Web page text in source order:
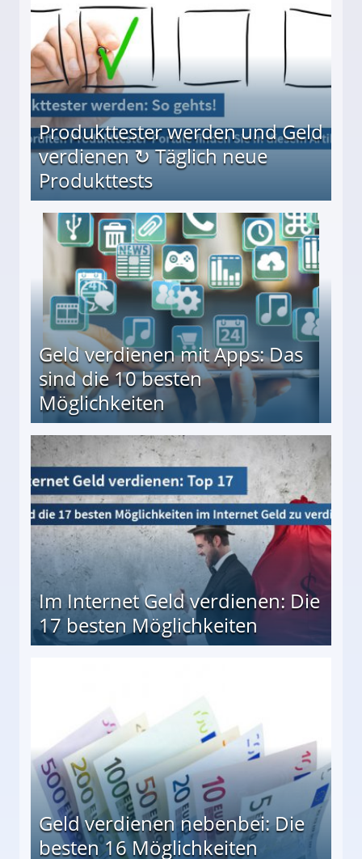
Produkttester werden und Geld
verdienen ↻ Täglich neue
Produkttests
↻ Täglich neue Produkttests
Geld verdienen mit Apps: Das
sind die 10 besten
Möglichkeiten
besten Möglichkeiten
Im Internet Geld verdienen: Die
17 besten Möglichkeiten
Geld verdienen nebenbei: Die
besten 16 Möglichkeiten